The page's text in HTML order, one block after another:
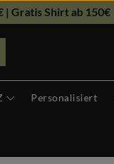
| Gratis Shirt ab 150€
Personalisiert